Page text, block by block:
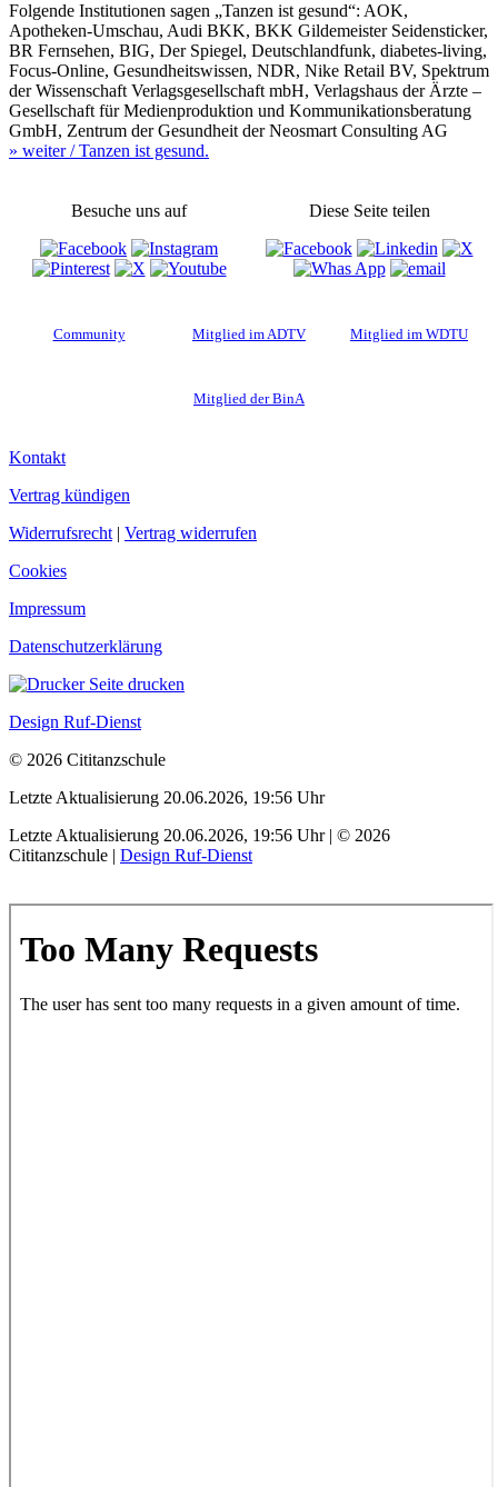
Folgende Institutionen sagen „Tanzen ist gesund“: AOK,
Apotheken-Umschau, Audi BKK, BKK Gildemeister Seidensticker,
BR Fernsehen, BIG, Der Spiegel, Deutschlandfunk, diabetes-living,
Focus-Online, Gesundheitswissen, NDR, Nike Retail BV, Spektrum
der Wissenschaft Verlagsgesellschaft mbH, Verlagshaus der Ärzte –
Gesellschaft für Medienproduktion und Kommunikationsberatung
GmbH, Zentrum der Gesundheit der Neosmart Consulting AG
» weiter/ Tanzen ist gesund.
Besuche uns auf Diese Seite teilen
Community Mitglied im ADTV Mitglied im WDTU
Mitglied der BinA
Kontakt
Vertrag kündigen
Widerrufsrecht| Vertrag widerrufen
Cookies
Impressum
Datenschutzerklärung
Seite drucken
Design Ruf-Dienst
© 2026 Cititanzschule
Letzte Aktualisierung 20.06.2026, 19:56 Uhr
Letzte Aktualisierung 20.06.2026, 19:56 Uhr | © 2026
Cititanzschule | Design Ruf-Dienst